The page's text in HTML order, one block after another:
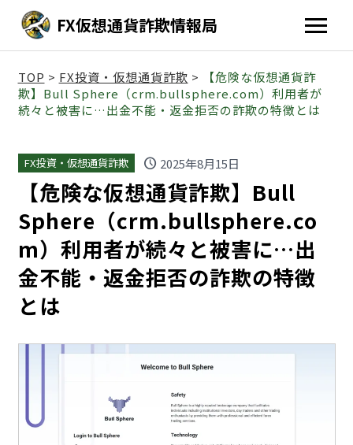
FX仮想通貨詐欺情報局
TOP > FX投資・仮想通貨詐欺 >
【危険な仮想通貨詐
欺】Bull Sphere（crm.bullsphere.com）利用者が
続々と被害に…出金不能・返金拒否の詐欺の特徴とは
FX投資・仮想通貨詐欺 schedule 2025年8月15日
【危険な仮想通貨詐欺】Bull
Sphere（crm.bullsphere.co
m）利用者が続々と被害に…出
金不能・返金拒否の詐欺の特徴
とは